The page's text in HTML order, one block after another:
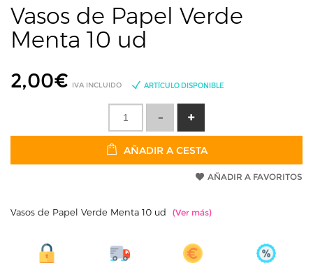
Vasos de Papel Verde
Menta 10 ud
2,00€ IVA INCLUIDO ARTÍCULO DISPONIBLE
AÑADIR A CESTA
AÑADIR A FAVORITOS
Vasos de Papel Verde Menta 10 ud